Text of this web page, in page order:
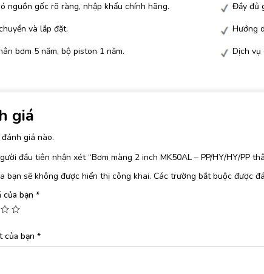
nguồn gốc rõ ràng, nhập khẩu chính hãng.
Đầy đủ
và lắp đặt.
Hướng
bơm 5 năm, bộ piston 1 năm.
Dịch vụ
giá
giá nào.
đầu tiên nhận xét “Bơm màng 2 inch MK50AL – PP/HY/HY/PP
bạn sẽ không được hiển thị công khai. Các trường bắt buộc được
của bạn *
của bạn *